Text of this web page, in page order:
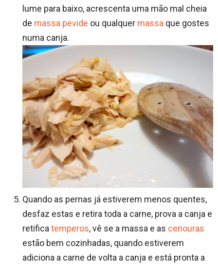
lume para baixo, acrescenta uma mão mal cheia
de massa pevide ou qualquer massa que gostes
numa canja.
Quando as pernas já estiverem menos quentes,
desfaz estas e retira toda a carne, prova a canja e
retificatemperos, vê se a massa e as cenouras
estão bem cozinhadas, quando estiverem
adiciona a carne de volta a canja e está pronta a